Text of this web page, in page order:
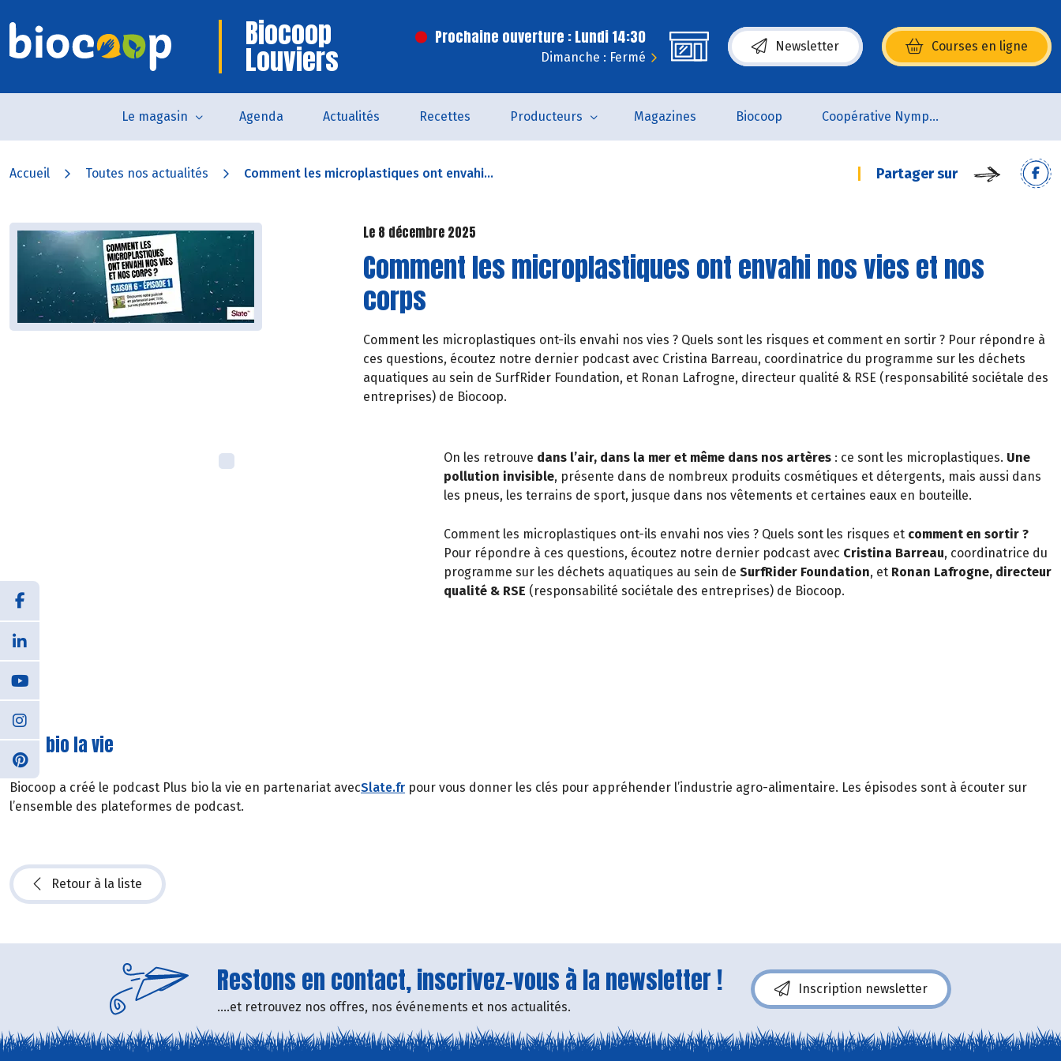
Biocoop
Louviers
Prochaine ouverture : Lundi 14:30
Dimanche : Fermé
Newsletter Courses en ligne
(s’ouvre dans une nouvelle fenêtre)
Le magasin Agenda Actualités Recettes Producteurs Magazines Biocoop Coopérative Nymphéa
Accueil Toutes nos actualités Comment les microplastiques ont envahi... Partager sur
Le 8 décembre 2025
Comment les microplastiques ont envahi nos vies et nos
corps
Comment les microplastiques ont-ils envahi nos vies ? Quels sont les risques et comment en sortir ? Pour répondre à
ces questions, écoutez notre dernier podcast avec Cristina Barreau, coordinatrice du programme sur les déchets
aquatiques au sein de SurfRider Foundation, et Ronan Lafrogne, directeur qualité & RSE (responsabilité sociétale des
entreprises) de Biocoop.
On les retrouve dans l’air, dans la mer et même dans nos artères : ce sont les microplastiques. Une
pollution invisible, présente dans de nombreux produits cosmétiques et détergents, mais aussi dans
les pneus, les terrains de sport, jusque dans nos vêtements et certaines eaux en bouteille.
Comment les microplastiques ont-ils envahi nos vies ? Quels sont les risques et comment en sortir ?
Pour répondre à ces questions, écoutez notre dernier podcast avec Cristina Barreau, coordinatrice du
programme sur les déchets aquatiques au sein de SurfRider Foundation, et Ronan Lafrogne, directeur
qualité & RSE (responsabilité sociétale des entreprises) de Biocoop.
Plus bio la vie
Biocoop a créé le podcast Plus bio la vie en partenariat avecSlate.fr pour vous donner les clés pour appréhender l’industrie agro-alimentaire. Les épisodes sont à écouter sur
l’ensemble des plateformes de podcast.
Retour à la liste
Restons en contact, inscrivez-vous à la newsletter !
....et retrouvez nos offres, nos événements et nos actualités.
Inscription newsletter